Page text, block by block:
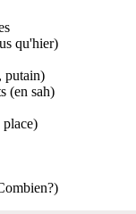
qu'hier)
putain)
(en sah)
place)